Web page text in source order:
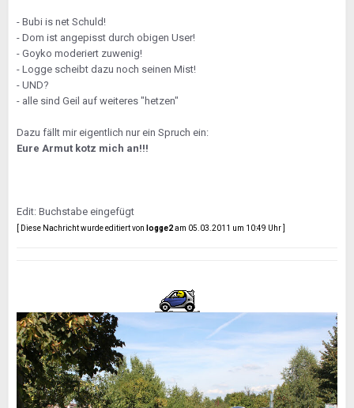
- Bubi is net Schuld!
- Dom ist angepisst durch obigen User!
- Goyko moderiert zuwenig!
- Logge scheibt dazu noch seinen Mist!
- UND?
- alle sind Geil auf weiteres "hetzen"
Dazu fällt mir eigentlich nur ein Spruch ein:
Eure Armut kotz mich an!!!
Edit: Buchstabe eingefügt
[ Diese Nachricht wurde editiert von logge2am 05.03.2011 um 10:49 Uhr ]